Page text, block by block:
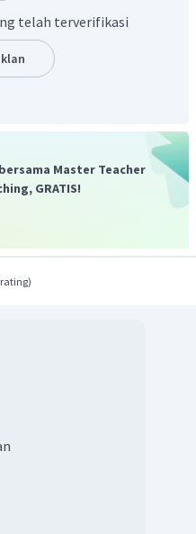
telah terverifikasi
Master Teacher
GRATIS!
rating)